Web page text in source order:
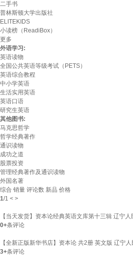
二手书
普林斯顿大学出版社
ELITEKIDS
小读榜（ReadiBox）
更多
外语学习:
英语读物
全国公共英语等级考试（PETS）
英语综合教程
中小学英语
生活实用英语
英语口语
研究生英语
其他图书:
马克思哲学
哲学经典著作
通识读物
成功之道
股票投资
管理经典著作及通识读物
外国名著
综合 销量 评论数 新品 价格
1/1 < >
【当天发货】资本论经典英语文库第十三辑 辽宁人
0+条评论
【全新正版新华书店】资本论 共2册 英文版 辽宁
3+条评论